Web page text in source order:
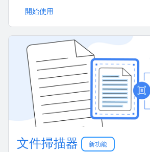
開始使用
文件掃描器 新功能